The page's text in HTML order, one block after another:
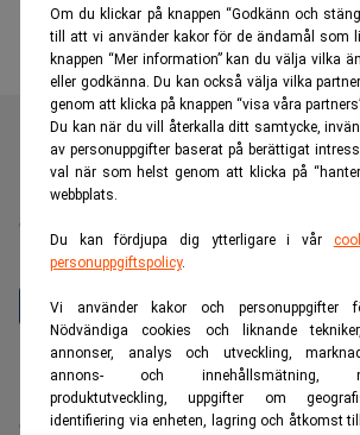
Om du klickar på knappen “Godkänn och
till att vi använder kakor för de ändamål som
knappen “Mer information” kan du välja vilka
eller godkänna. Du kan också välja vilka
genom att klicka på knappen “visa våra
Du kan när du vill återkalla ditt samtycke,
av personuppgifter baserat på berättigat
val när som helst genom att klicka på
webbplats.
Du kan fördjupa dig ytterligare i vår
personuppgiftspolicy.
Vi använder kakor och personuppgifter
Nödvändiga cookies och liknande
annonser, analys och utveckling,
annons- och innehållsmätning,
produktutveckling, uppgifter om
identifiering via enheten, lagring och åtkomst
Realtid är en oberoende och kostnadsfri
dig som vill fördjupa dig inom finans- och
näringslivsnyheter.
Hantera prenumeration
Integritetspolicy för personuppgifter
Cookiepolicy